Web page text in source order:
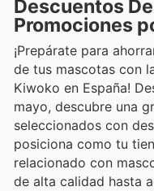
Descuentos
Promociones
¡Prepárate para
de tus mascotas con
Kiwoko en España!
mayo, descubre una
seleccionados con
posiciona como tu
relacionado con
de alta calidad hasta